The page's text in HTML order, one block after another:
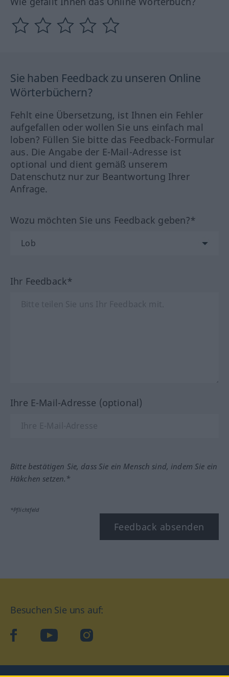
Sie haben Feedback zu unseren Online
Wörterbüchern?
Fehlt eine Übersetzung, ist Ihnen ein Fehler
aufgefallen oder wollen Sie uns einfach mal
loben? Füllen Sie bitte das Feedback-Formular
aus. Die Angabe der E-Mail-Adresse ist
optional und dient gemäß unserem
Datenschutz nur zur Beantwortung Ihrer
Anfrage.
Wozu möchten Sie uns Feedback geben?*
Ihr Feedback*
Ihre E-Mail-Adresse (optional)
Bitte bestätigen Sie, dass Sie ein Mensch sind, indem Sie ein
Häkchen setzen.*
*Pflichtfeld
Feedback absenden
Besuchen Sie uns auf:
facebookYouTube Instagram